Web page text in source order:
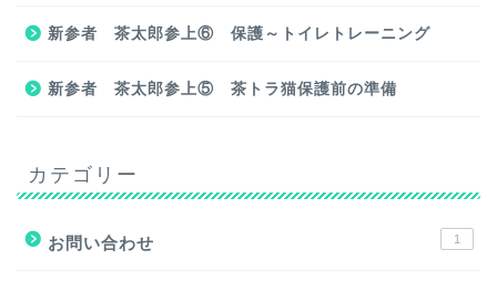
新参者 茶太郎参上⑥ 保護～トイレトレーニング
新参者 茶太郎参上⑤ 茶トラ猫保護前の準備
カテゴリー
お問い合わせ 1